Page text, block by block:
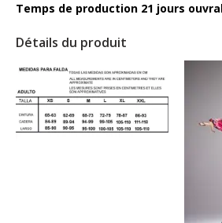
Temps de production 21 jours
Détails du produit